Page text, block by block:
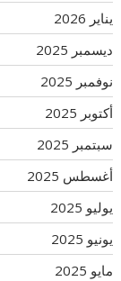
يناير 2026
ديسمبر 2025
نوفمبر 2025
أكتوبر 2025
سبتمبر 2025
أغسطس 2025
يوليو 2025
يونيو 2025
مايو 2025